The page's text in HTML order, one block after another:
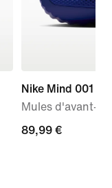
Nike Mind 001
Mules d'avant-
89,99 €
89,99 €